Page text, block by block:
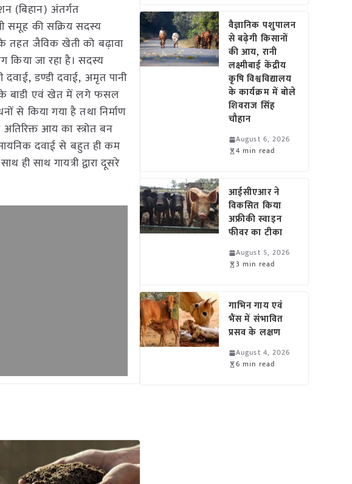
(बिहान) अंतर्गत
समूह की सक्रिय सदस्य
के तहत जैविक खेती को बढ़ावा
किया जा रहा है। सदस्य
दवाई, डण्डी दवाई, अमृत पानी
के बाडी एवं खेत में लगे फसल
से किया गया है तथा निर्माण
आय का स्त्रोत बन
दवाई से बहुत ही कम
साथ गायत्री द्वारा दूसरे
वैज्ञानिक पशुपालन
से बढ़ेगी किसानों
की आय, रानी
लक्ष्मीबाई केंद्रीय
कृषि विश्वविद्यालय
के कार्यक्रम में बोले
शिवराज सिंह
चौहान
August 6, 2026
4 min read
आईसीएआर ने
विकसित किया
अफ्रीकी स्वाइन
फीवर का टीका
August 5, 2026
3 min read
गाभिन गाय एवं
भैंस में संभावित
प्रसव के लक्षण
August 4, 2026
6 min read